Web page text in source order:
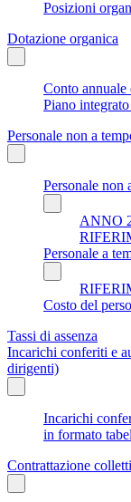
Posizioni
Dotazione organica
Conto annuale
Piano
Personale non a
Personale non
ANNO
Personale a
Costo del
Tassi di assenza
Incarichi conferiti e
dirigenti)
Incarichi
in formato
Contrattazione